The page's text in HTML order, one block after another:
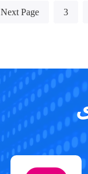
3
Next Page